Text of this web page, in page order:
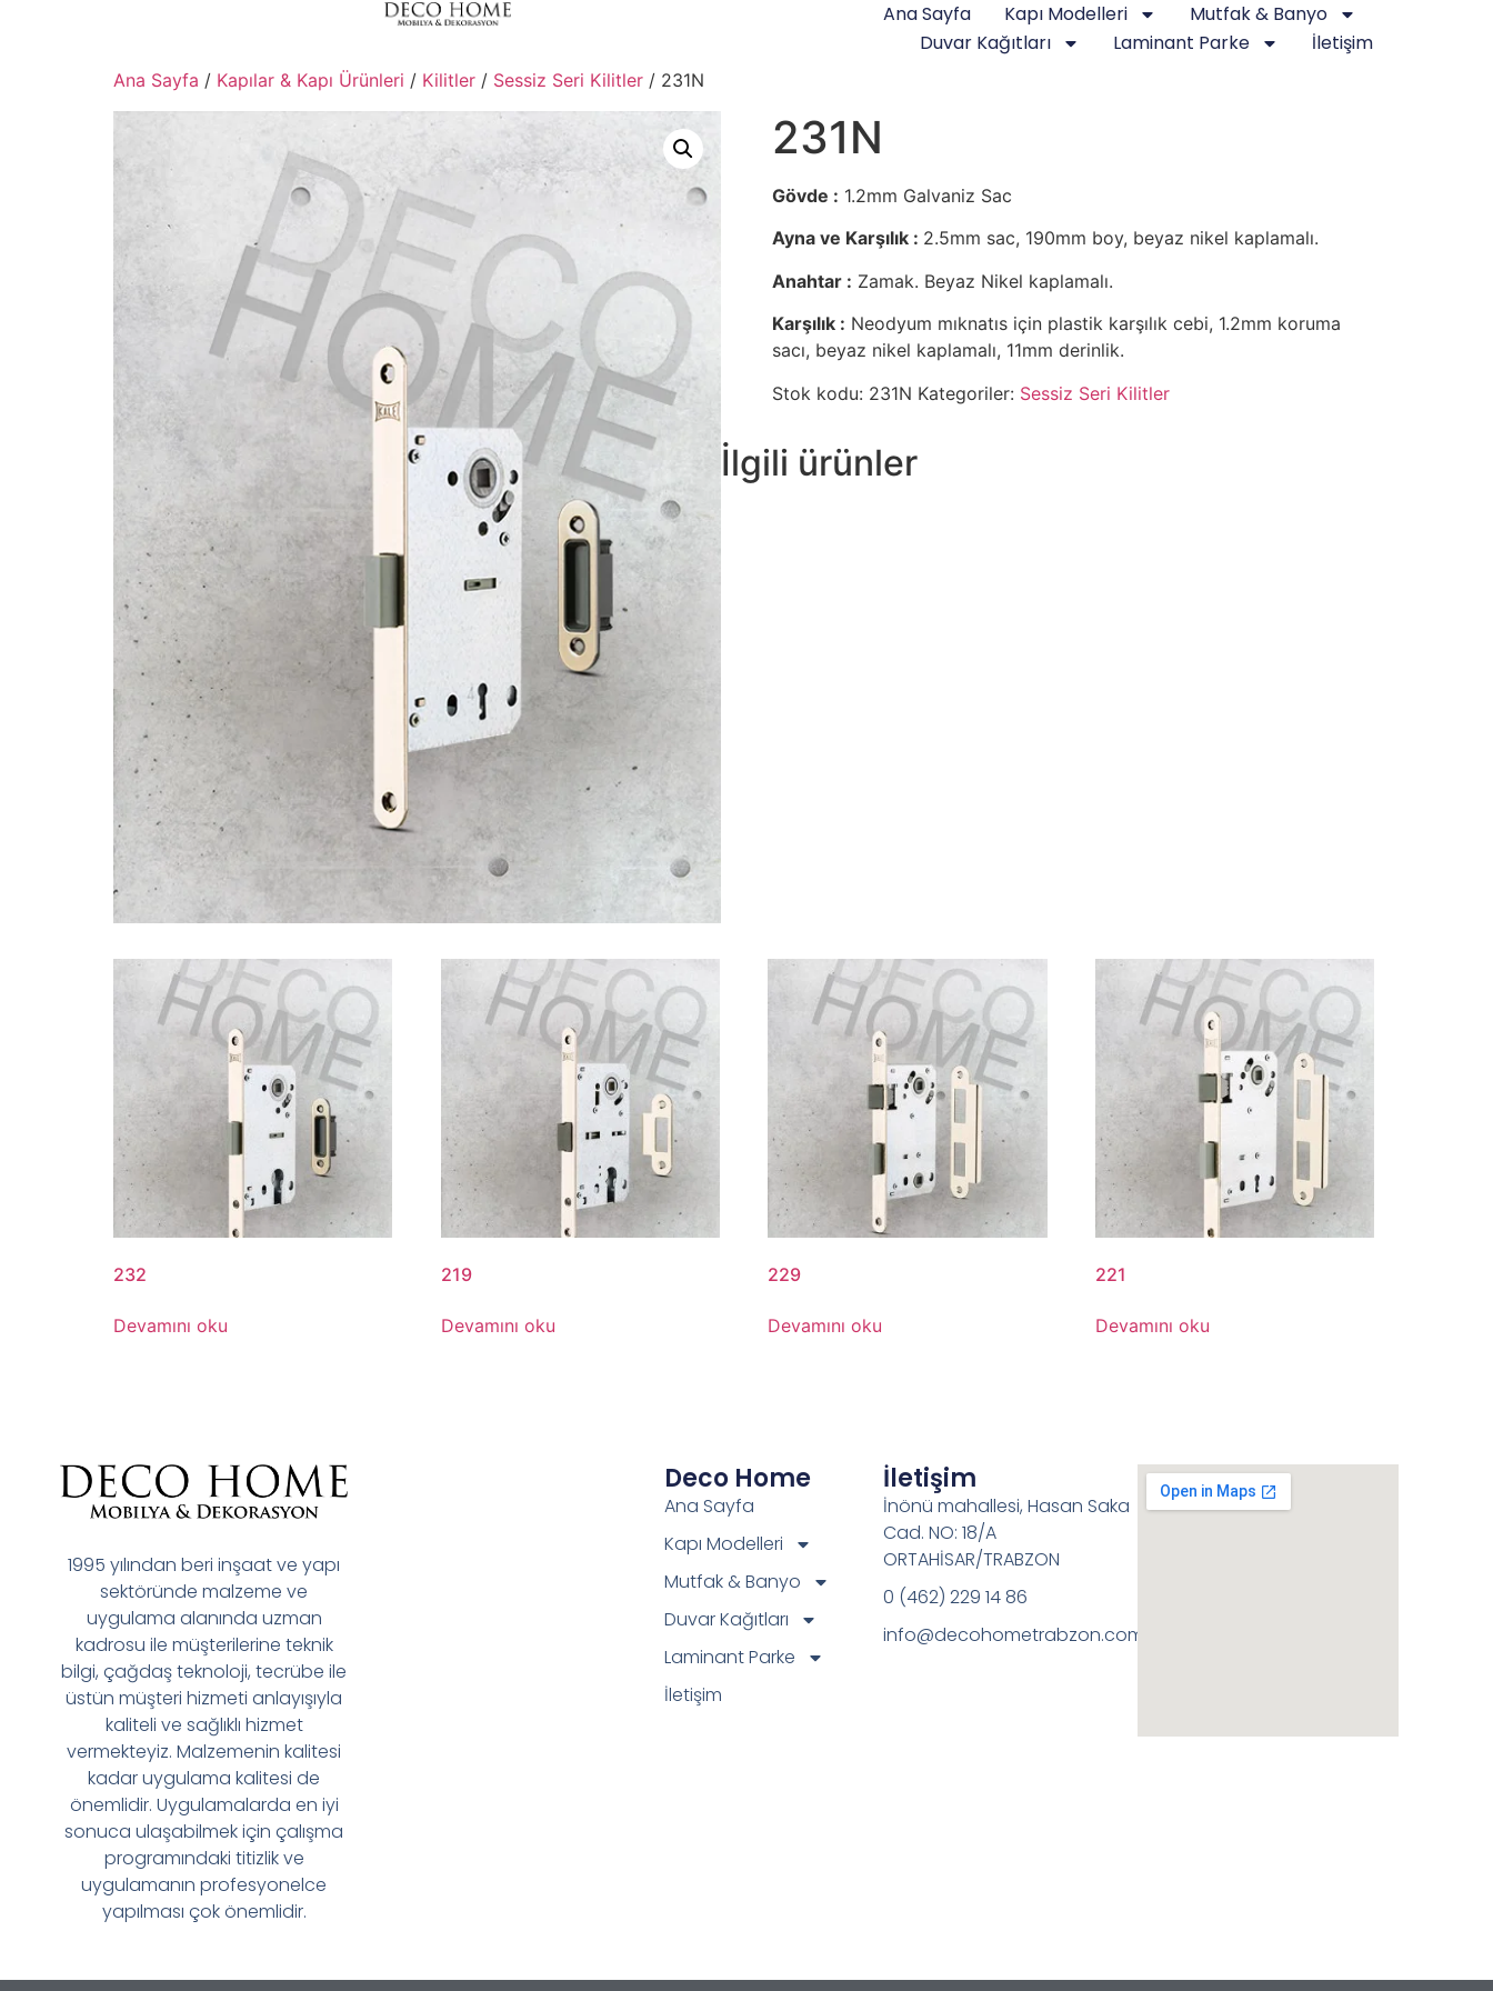
Ana Sayfa Kapı Modelleri
Mutfak & Banyo
Duvar Kağıtları
Laminant Parke İletişim
Ana Sayfa / Kapılar & Kapı Ürünleri / Kilitler / Sessiz Seri Kilitler / 231N
231N
Gövde : 1.2mm Galvaniz Sac
Ayna ve Karşılık : 2.5mm sac, 190mm boy, beyaz nikel kaplamalı.
Anahtar : Zamak. Beyaz Nikel kaplamalı.
Karşılık : Neodyum mıknatıs için plastik karşılık cebi, 1.2mm koruma
sacı, beyaz nikel kaplamalı, 11mm derinlik.
Stok kodu: 231N Kategoriler: Sessiz Seri Kilitler
İlgili ürünler
232
Devamını oku
219
Devamını oku
229
Devamını oku
221
Devamını oku
1995 yılından beri inşaat ve yapı
sektöründe malzeme ve
uygulama alanında uzman
kadrosu ile müşterilerine teknik
bilgi, çağdaş teknoloji, tecrübe ile
üstün müşteri hizmeti anlayışıyla
kaliteli ve sağlıklı hizmet
vermekteyiz. Malzemenin kalitesi
kadar uygulama kalitesi de
önemlidir. Uygulamalarda en iyi
sonuca ulaşabilmek için çalışma
programındaki titizlik ve
uygulamanın profesyonelce
yapılması çok önemlidir.
Deco Home
Ana Sayfa
Kapı Modelleri
Mutfak & Banyo
Duvar Kağıtları
Laminant Parke
İletişim
İletişim
İnönü mahallesi, Hasan Saka
Cad. NO: 18/A
ORTAHİSAR/TRABZON
0 (462) 229 14 86
info@decohometrabzon.com